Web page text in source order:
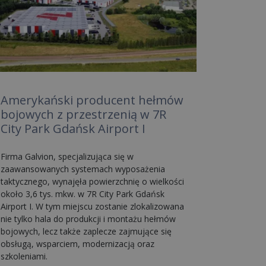
Amerykański producent hełmów
bojowych z przestrzenią w 7R
City Park Gdańsk Airport I
Firma Galvion, specjalizująca się w
zaawansowanych systemach wyposażenia
taktycznego, wynajęła powierzchnię o wielkości
około 3,6 tys. mkw. w 7R City Park Gdańsk
Airport I. W tym miejscu zostanie zlokalizowana
nie tylko hala do produkcji i montażu hełmów
bojowych, lecz także zaplecze zajmujące się
obsługą, wsparciem, modernizacją oraz
szkoleniami.